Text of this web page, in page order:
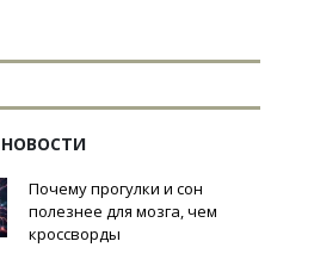
Почему прогулки и сон
полезнее для мозга, чем
кроссворды